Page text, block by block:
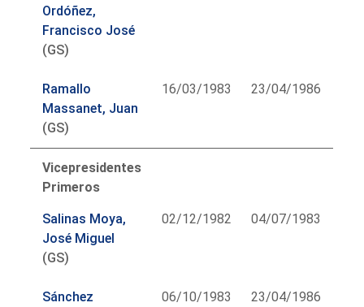
Ordóñez,
Francisco José
(GS)
Ramallo
Massanet, Juan
(GS)
16/03/1983 23/04/1986
Vicepresidentes
Primeros
Salinas Moya,
José Miguel
(GS)
02/12/1982 04/07/1983
Sánchez
06/10/1983 23/04/1986